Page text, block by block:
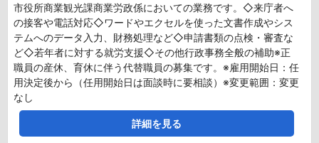
市役所商業観光課商業労政係においての業務です。◇来庁者へ
の接客や電話対応◇ワードやエクセルを使った文書作成やシス
テムへのデータ入力、財務処理など◇申請書類の点検・審査な
ど◇若年者に対する就労支援◇その他行政事務全般の補助※正
職員の産休、育休に伴う代替職員の募集です。※雇用開始日：任
用決定後から（任用開始日は面談時に要相談）※変更範囲：変更
なし
詳細を見る